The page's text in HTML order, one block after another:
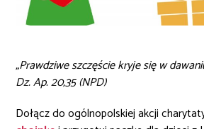
„Prawdziwe szczęście kryje się w
Dz. Ap. 20,35 (NPD)
Dołącz do ogólnopolskiej akcji